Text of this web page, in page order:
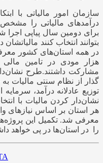
سازمان امور مالیاتی با
درآمدهای مالیاتی را
بتوانند انتخاب کنند
هزار مودی در تامین مالی
مشارکت داشتند.طرح
گذار از نظام سنتی مالیات
توزیع عادلانه درآمد،
نشان‌دار کردن مالیات با
هر استان بر اساس نیازهای
معرفی شد. تکمیل این
را در استان‌ها در پی خواهد